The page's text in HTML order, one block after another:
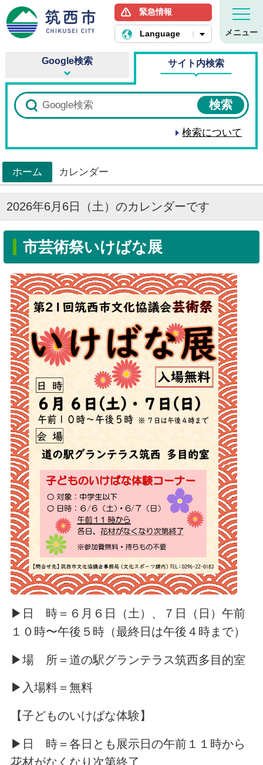
筑西市ホームページ
緊急情報
Language メニュー
Google検索 サイト内検索
検索について
ホーム
>
カレンダー
2026年6月6日（土）のカレンダーです
市芸術祭いけばな展
▶日 時＝６月６日（土）、７日（日）午前
１０時〜午後５時（最終日は午後４時まで）
▶場 所＝道の駅グランテラス筑西多目的室
▶入場料＝無料
【子どものいけばな体験】
▶日 時＝各日とも展示日の午前１１時から
花材がなくなり次第終了